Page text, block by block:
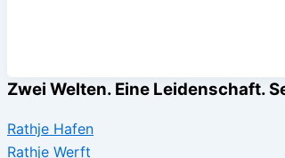
Zwei Welten. Eine Leidenschaft.
Rathje Hafen
Rathje Werft